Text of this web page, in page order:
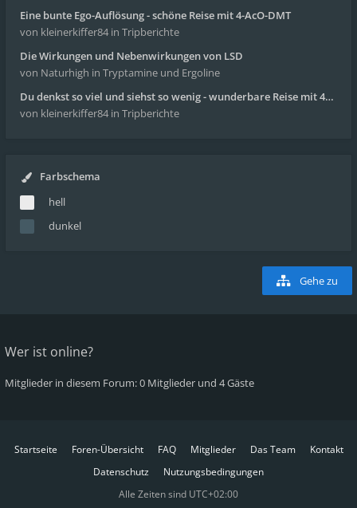
Eine bunte Ego-Auflösung - schöne Reise mit 4-AcO-DMT
von kleinerkiffer84 in Tripberichte
Die Wirkungen und Nebenwirkungen von LSD
von Naturhigh in Tryptamine und Ergoline
Du denkst so viel und siehst so wenig - wunderbare Reise mit 4g Pilze
von kleinerkiffer84 in Tripberichte
Farbschema
hell
dunkel
Gehe zu
Wer ist online?
Mitglieder in diesem Forum: 0 Mitglieder und 4 Gäste
Startseite Foren-Übersicht FAQ Mitglieder Das Team
Kontakt
Datenschutz
Nutzungsbedingungen
Alle Zeiten sind UTC+02:00